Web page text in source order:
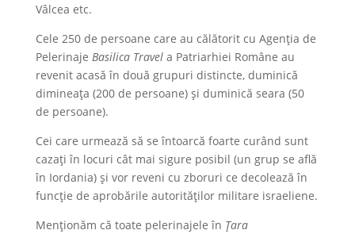
Vâlcea etc.
Cele 250 de persoane care au călătorit cu Agenția de
Pelerinaje Basilica Travela Patriarhiei Române au
revenit acasă în două grupuri distincte, duminică
dimineața (200 de persoane) și duminică seara (50
de persoane).
Cei care urmează să se întoarcă foarte curând sunt
cazați în locuri cât mai sigure posibil (un grup se află
în Iordania) și vor reveni cu zboruri ce decolează în
funcție de aprobările autorităților militare israeliene.
Menționăm că toate pelerinajele în Țara